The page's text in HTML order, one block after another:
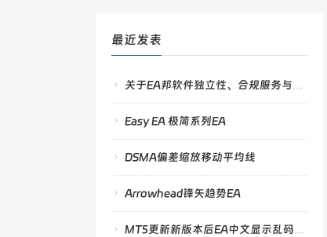
最近发表
关于EA邦软件独立性、合规服务与绿色沟通规范的公告
Easy EA 极简系列EA
DSMA偏差缩放移动平均线
Arrowhead锋矢趋势EA
MT5更新新版本后EA中文显示乱码的解决方法